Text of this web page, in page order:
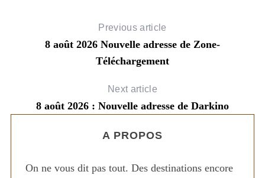
Previous article
8 août 2026 Nouvelle adresse de Zone-
Téléchargement
Next article
8 août 2026 : Nouvelle adresse de Darkino
A PROPOS
On ne vous dit pas tout. Des destinations encore